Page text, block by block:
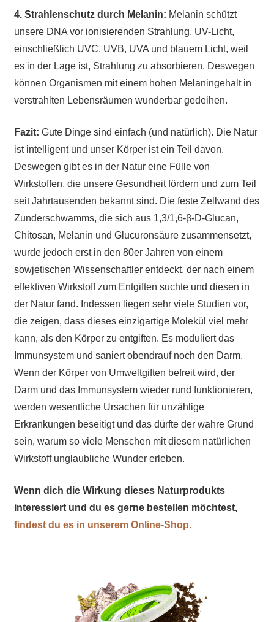
4. Strahlenschutz durch Melanin: Melanin schützt
unsere DNA vor ionisierenden Strahlung, UV-Licht,
einschließlich UVC, UVB, UVA und blauem Licht, weil
es in der Lage ist, Strahlung zu absorbieren. Deswegen
können Organismen mit einem hohen Melaningehalt in
verstrahlten Lebensräumen wunderbar gedeihen.
Fazit: Gute Dinge sind einfach (und natürlich). Die Natur
ist intelligent und unser Körper ist ein Teil davon.
Deswegen gibt es in der Natur eine Fülle von
Wirkstoffen, die unsere Gesundheit fördern und zum Teil
seit Jahrtausenden bekannt sind. Die feste Zellwand des
Zunderschwamms, die sich aus 1,3/1,6-β-D-Glucan,
Chitosan, Melanin und Glucuronsäure zusammensetzt,
wurde jedoch erst in den 80er Jahren von einem
sowjetischen Wissenschaftler entdeckt, der nach einem
effektiven Wirkstoff zum Entgiften suchte und diesen in
der Natur fand. Indessen liegen sehr viele Studien vor,
die zeigen, dass dieses einzigartige Molekül viel mehr
kann, als den Körper zu entgiften. Es moduliert das
Immunsystem und saniert obendrauf noch den Darm.
Wenn der Körper von Umweltgiften befreit wird, der
Darm und das Immunsystem wieder rund funktionieren,
werden wesentliche Ursachen für unzählige
Erkrankungen beseitigt und das dürfte der wahre Grund
sein, warum so viele Menschen mit diesem natürlichen
Wirkstoff unglaubliche Wunder erleben.
Wenn dich die Wirkung dieses Naturprodukts
interessiert und du es gerne bestellen möchtest,
findest du es in unserem Online-Shop.